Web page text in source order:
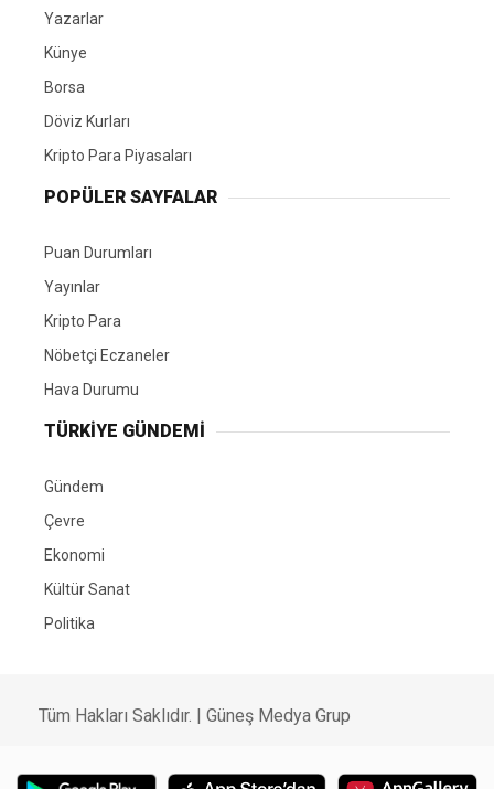
Yazarlar
Künye
Borsa
Döviz Kurları
Kripto Para Piyasaları
POPÜLER SAYFALAR
Puan Durumları
Yayınlar
Kripto Para
Nöbetçi Eczaneler
Hava Durumu
TÜRKIYE GÜNDEMI
Gündem
Çevre
Ekonomi
Kültür Sanat
Politika
Tüm Hakları Saklıdır. | Güneş Medya Grup